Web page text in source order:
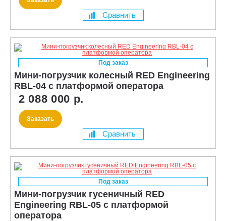
Сравнить
Под заказ
Мини-погрузчик колесный RED Engineering
RBL-04 с платформой оператора
2 088 000 р.
Заказать
Сравнить
Под заказ
Мини-погрузчик гусеничный RED
Engineering RBL-05 с платформой
оператора